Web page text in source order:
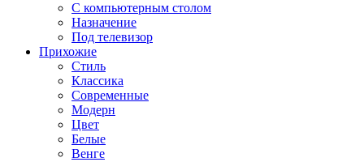
С компьютерным столом
Назначение
Под телевизор
Прихожие
Стиль
Классика
Современные
Модерн
Цвет
Белые
Венге